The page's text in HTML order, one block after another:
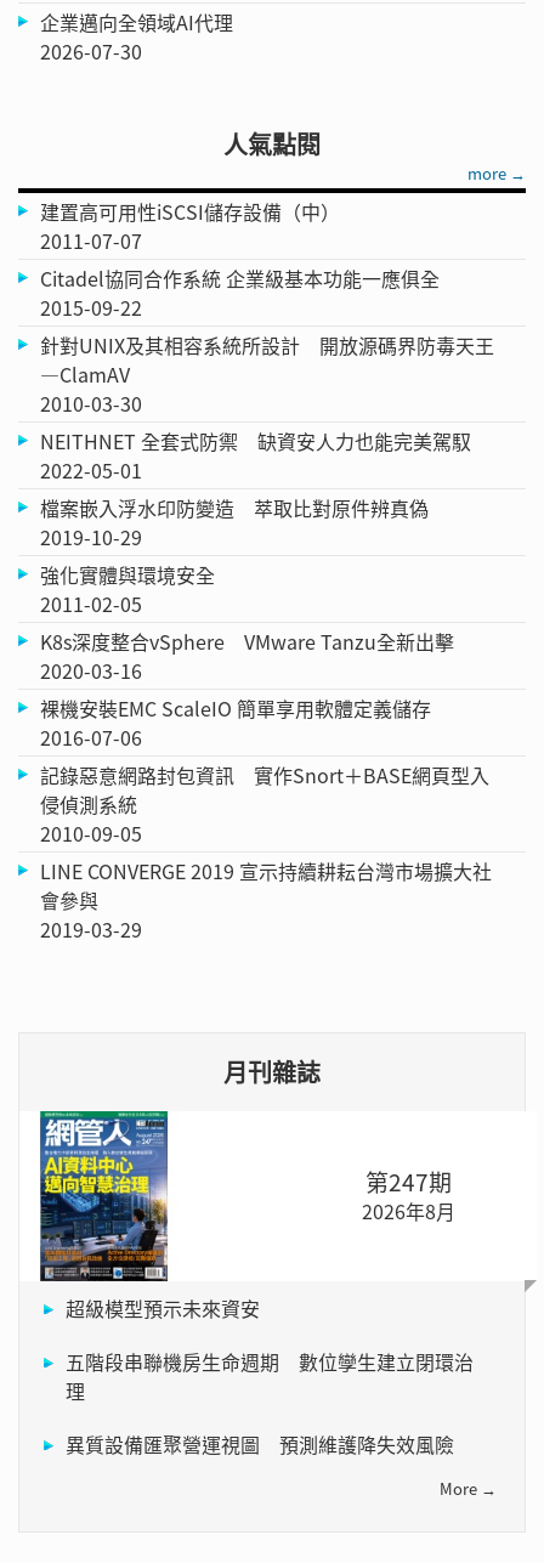
企業邁向全領域AI代理
2026-07-30
人氣點閱
more →
建置高可用性iSCSI儲存設備（中）
2011-07-07
Citadel協同合作系統 企業級基本功能一應俱全
2015-09-22
針對UNIX及其相容系統所設計 開放源碼界防毒天王
—ClamAV
2010-03-30
NEITHNET 全套式防禦 缺資安人力也能完美駕馭
2022-05-01
檔案嵌入浮水印防變造 萃取比對原件辨真偽
2019-10-29
強化實體與環境安全
2011-02-05
K8s深度整合vSphere VMware Tanzu全新出擊
2020-03-16
裸機安裝EMC ScaleIO 簡單享用軟體定義儲存
2016-07-06
記錄惡意網路封包資訊 實作Snort＋BASE網頁型入
侵偵測系統
2010-09-05
LINE CONVERGE 2019 宣示持續耕耘台灣市場擴大社
會參與
2019-03-29
月刊雜誌
第247期
2026年8月
超級模型預示未來資安
五階段串聯機房生命週期 數位孿生建立閉環治
理
異質設備匯聚營運視圖 預測維護降失效風險
More →